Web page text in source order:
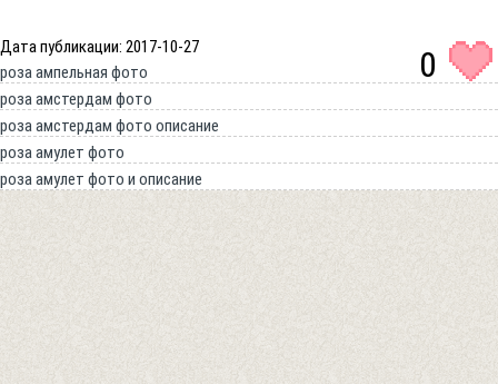
Дата публикации: 2017-10-27 0
роза ампельная фото
роза амстердам фото
роза амстердам фото описание
роза амулет фото
роза амулет фото и описание